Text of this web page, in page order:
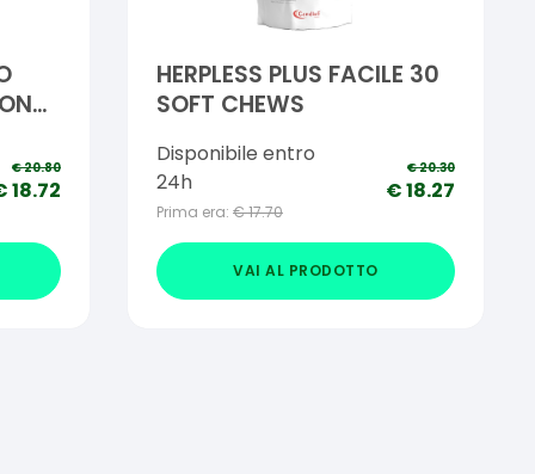
€20.80
18.72
HERPLESS PLUS FACILE 30
SOFT CHEWS
Disponibile entro
24h
Prima era: €17.70
€20.30
€18.27
VAI AL PRODOTTO